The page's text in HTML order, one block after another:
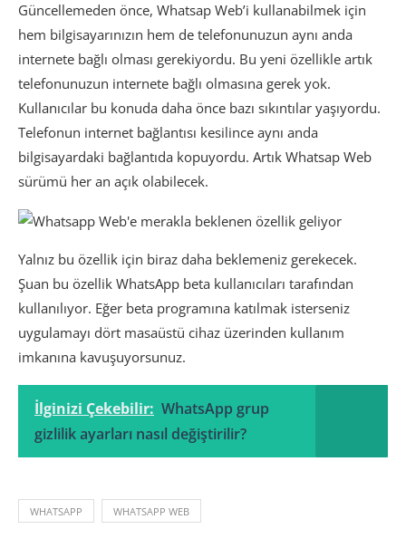
Güncellemeden önce, Whatsap Web’i kullanabilmek için
hem bilgisayarınızın hem de telefonunuzun aynı anda
internete bağlı olması gerekiyordu. Bu yeni özellikle artık
telefonunuzun internete bağlı olmasına gerek yok.
Kullanıcılar bu konuda daha önce bazı sıkıntılar yaşıyordu.
Telefonun internet bağlantısı kesilince aynı anda
bilgisayardaki bağlantıda kopuyordu. Artık Whatsap Web
sürümü her an açık olabilecek.
Yalnız bu özellik için biraz daha beklemeniz gerekecek.
Şuan bu özellik WhatsApp beta kullanıcıları tarafından
kullanılıyor. Eğer beta programına katılmak isterseniz
uygulamayı dört masaüstü cihaz üzerinden kullanım
imkanına kavuşuyorsunuz.
İlginizi Çekebilir: WhatsApp grup
gizlilik ayarları nasıl değiştirilir?
WHATSAPP WHATSAPP WEB